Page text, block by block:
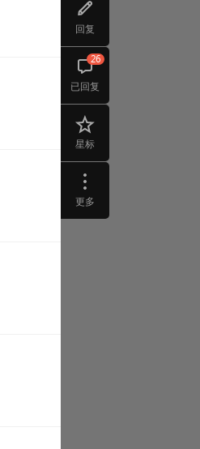
回复
已回复
26
星标
更多